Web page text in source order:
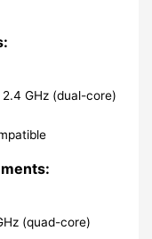
GHz (dual-core)
(quad-core)